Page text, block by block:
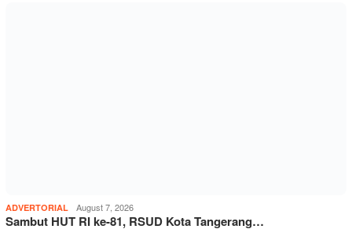
ADVERTORIAL August 7, 2026
Sambut HUT RI ke-81, RSUD Kota Tangerang…